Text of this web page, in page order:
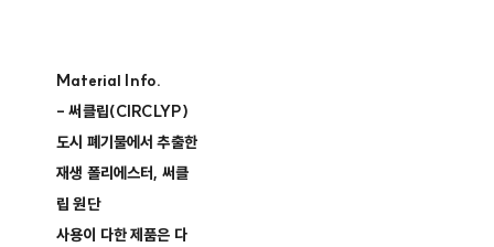
Material Info.
- 써클립(CIRCLYP)
도시 폐기물에서 추출한
재생 폴리에스터, 써클
립 원단
사용이 다한 제품은 다